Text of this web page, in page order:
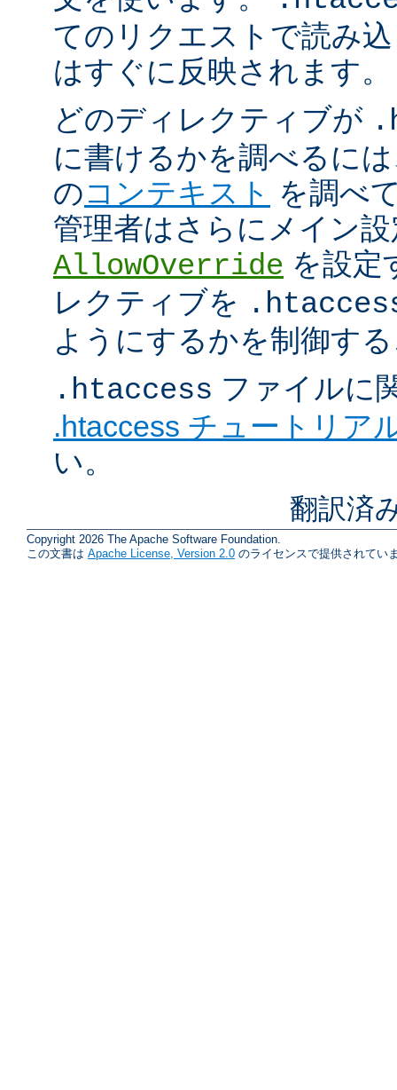
てのリクエストで読み
はすぐに反映されます。
どのディレクティブが
に書けるかを調べるに
のコンテキスト を調べ
管理者はさらにメイン
AllowOverride を設定
レクティブを
ようにするかを制御す
.htaccess ファイルに
.htaccess チュートリア
い。
翻訳済
Copyright 2026 The Apache Software Foundation.
この文書は Apache License, Version 2.0 のライセンスで提供されてい